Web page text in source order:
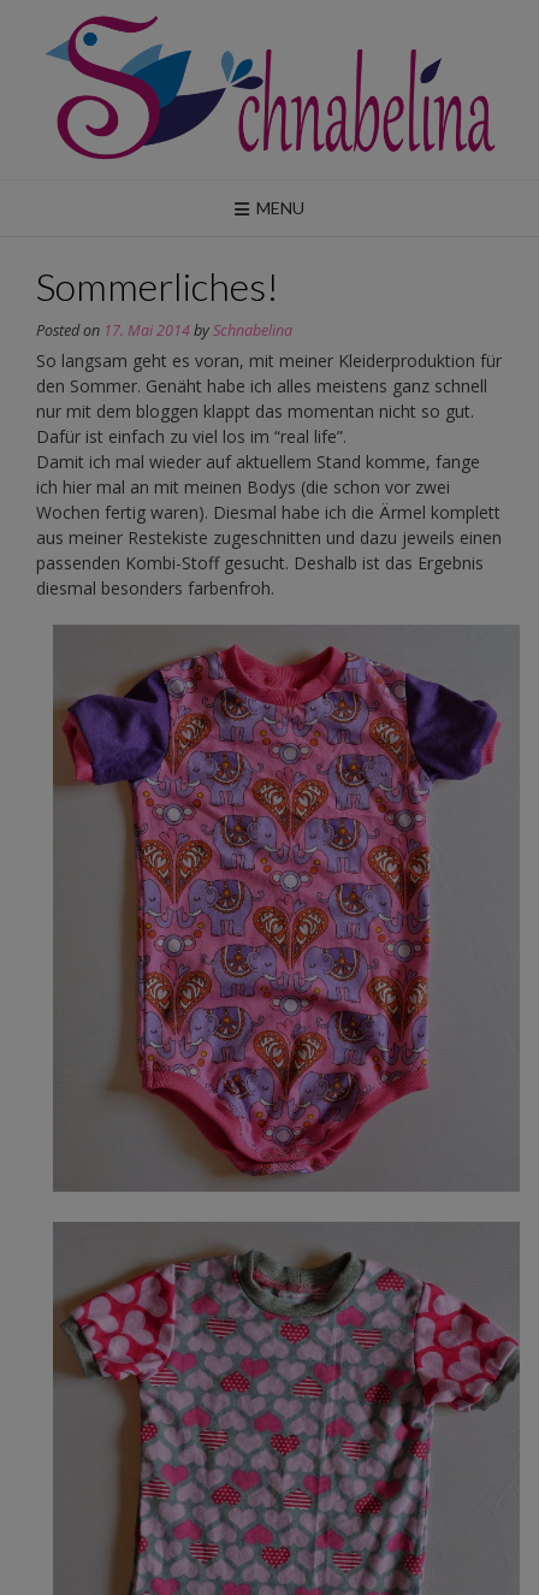
content
MENU
Sommerliches!
Posted on 17. Mai 2014bySchnabelina
So langsam geht es voran, mit meiner Kleiderproduktion für
den Sommer. Genäht habe ich alles meistens ganz schnell
nur mit dem bloggen klappt das momentan nicht so gut.
Dafür ist einfach zu viel los im “real life”.
Damit ich mal wieder auf aktuellem Stand komme, fange
ich hier mal an mit meinen Bodys (die schon vor zwei
Wochen fertig waren). Diesmal habe ich die Ärmel komplett
aus meiner Restekiste zugeschnitten und dazu jeweils einen
passenden Kombi-Stoff gesucht. Deshalb ist das Ergebnis
diesmal besonders farbenfroh.